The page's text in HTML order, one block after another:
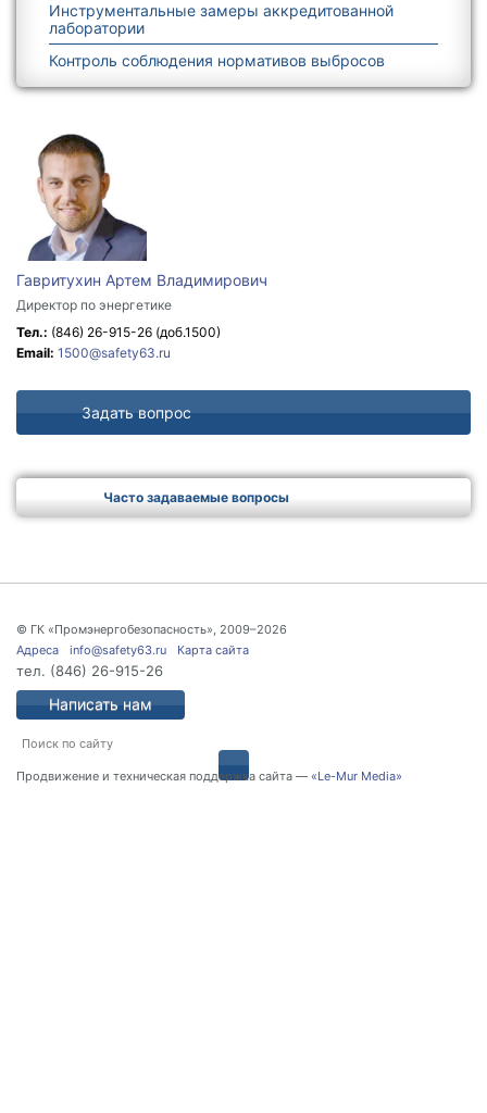
Инструментальные замеры аккредитованной
лаборатории
Контроль соблюдения нормативов выбросов
Гавритухин Артем Владимирович
Директор по энергетике
Тел.: (846) 26-915-26 (доб.1500)
Email: 1500@safety63.ru
Задать вопрос
Часто задаваемые вопросы
© ГК «Промэнергобезопасность», 2009–2026
Адреса
info@safety63.ru Карта сайта
тел. (846) 26-915-26
Написать нам
Продвижение и техническая поддержка сайта — «Le-Mur Media»